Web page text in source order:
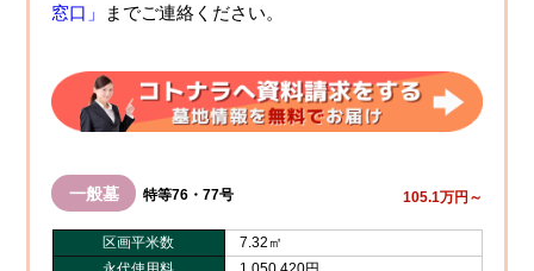
窓口」
までご連絡ください。
一般墓 特等76・77号 105.1万円～
区画平米数
7.32㎡